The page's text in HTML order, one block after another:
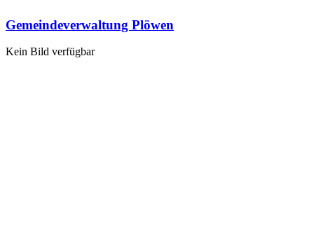
Gemeindeverwaltung Plöwen
Kein Bild verfügbar